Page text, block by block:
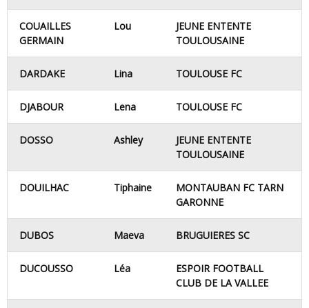
COUAILLES
GERMAIN
Lou
JEUNE ENTENTE
TOULOUSAINE
DARDAKE Lina TOULOUSE FC
DJABOUR Lena TOULOUSE FC
DOSSO Ashley
JEUNE ENTENTE
TOULOUSAINE
DOUILHAC Tiphaine
MONTAUBAN FC TARN
GARONNE
DUBOS Maeva BRUGUIERES SC
DUCOUSSO Léa
ESPOIR FOOTBALL
CLUB DE LA VALLEE